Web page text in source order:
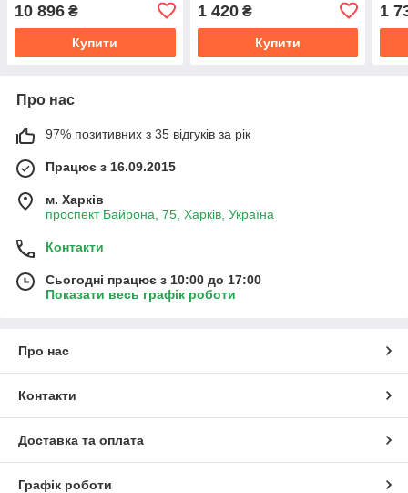
10 896 ₴
Купити
1 420₴
Купити
1
Про нас
97% позитивних з 35 відгуків за рік
Працює з 16.09.2015
м. Харків
проспект Байрона, 75, Харків, Україна
Контакти
Сьогодні працює з 10:00 до 17:00
Показати весь графік роботи
Про нас
Контакти
Доставка та оплата
Графік роботи